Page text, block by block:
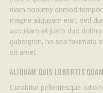
diam nonumy eirmod
magna aliquyam erat, sed
accusam et justo duo
gubergren, no sea takimata
sit amet.
ALIQUAM QUIS LOBORTIS QUAM
Curabitur pellentesque odio